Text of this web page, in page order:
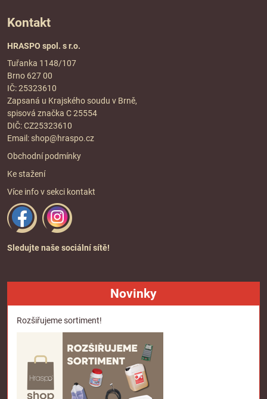
Kontakt
HRASPO spol. s r.o.
Tuřanka 1148/107
Brno 627 00
IČ: 25323610
Zapsaná u Krajského soudu v Brně,
spisová značka C 25554
DIČ: CZ25323610
Email: shop@hraspo.cz
Obchodní podmínky
Ke stažení
Více info v sekci kontakt
Sledujte naše sociální sítě!
Novinky
Rozšiřujeme sortiment!